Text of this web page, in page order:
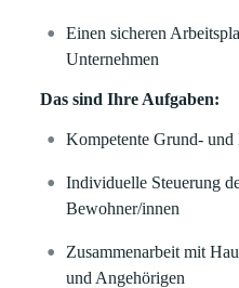
Einen sicheren
Unternehmen
Das sind Ihre Aufgaben:
Kompetente Grund- und
Individuelle Steuerung
Bewohner/innen
Zusammenarbeit mit
und Angehörigen